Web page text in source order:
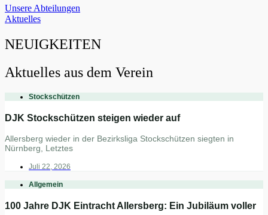
Unsere Abteilungen
Aktuelles
NEUIGKEITEN
Aktuelles aus dem Verein
Stockschützen
DJK Stockschützen steigen wieder auf
Allersberg wieder in der Bezirksliga Stockschützen siegten in
Nürnberg, Letztes
Juli 22, 2026
Allgemein
100 Jahre DJK Eintracht Allersberg: Ein Jubiläum voller